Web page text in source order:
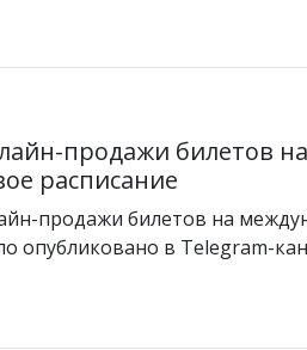
продажи билетов на
расписание
продажи билетов на
опубликовано в Telegram-